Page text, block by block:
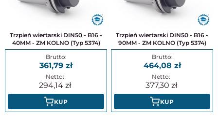
Trzpień wiertarski DIN50 - B16 -
40MM - ZM KOLNO (Typ 5374)
361,79
294,14
KUP
Trzpień wiertarski DIN50 - B16 -
90MM - ZM KOLNO (Typ 5374)
464,08
377,30
KUP